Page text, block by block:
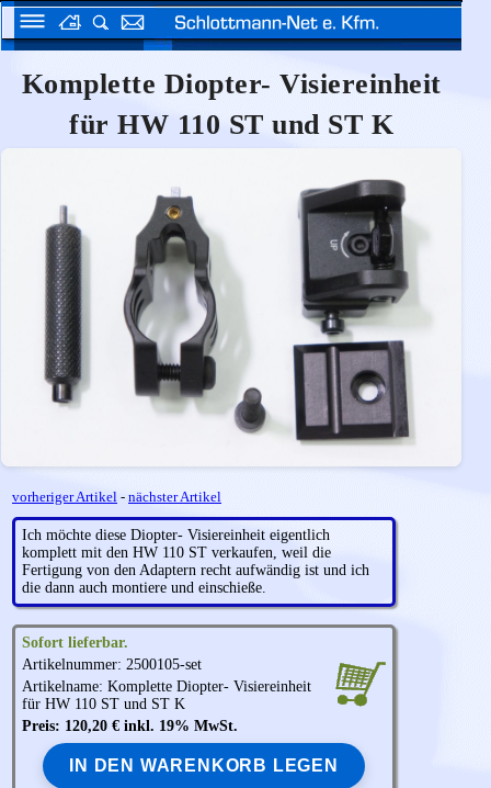
Komplette Diopter- Visiereinheit
für HW 110 ST und ST K
vorheriger Artikel - nächster Artikel
Ich möchte diese Diopter- Visiereinheit eigentlich
komplett mit den HW 110 ST verkaufen, weil die
Fertigung von den Adaptern recht aufwändig ist und ich
die dann auch montiere und einschieße.
Sofort lieferbar.
Artikelnummer: 2500105-set
Artikelname: Komplette Diopter- Visiereinheit
für HW 110 ST und ST K
Preis: 120,20 € inkl. 19% MwSt.
IN DEN WARENKORB LEGEN